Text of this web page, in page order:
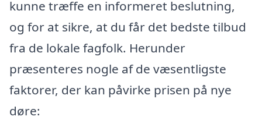
kunne træffe en informeret beslutning,
og for at sikre, at du får det bedste tilbud
fra de lokale fagfolk. Herunder
præsenteres nogle af de væsentligste
faktorer, der kan påvirke prisen på nye
døre: